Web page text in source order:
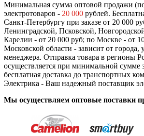
Минимальная сумма оптовой продажи
электротоваров - 20 000 рублей.
Санкт-Петербургу при заказе от 20 000
Ленинградской, Псковской,
Карелии - от 20 000 руб; по Москве - от
Московской области - зависит от города,
менеджера. Отправка товара в регионы
осуществляется при минимальной сумме
бесплатная доставка до транспортных
Электрика - Ваш надежный поставщик
Мы осуществляем оптовые поставки